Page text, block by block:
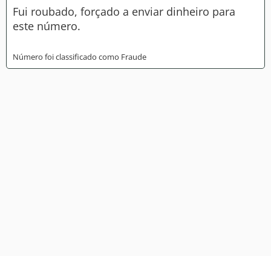
Fui roubado, forçado a enviar dinheiro para
este número.
Número foi classificado como Fraude